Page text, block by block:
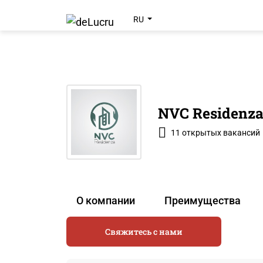
RU
NVC Residenza
11 открытых вакансий
О компании Преимущества
Свяжитесь с нами